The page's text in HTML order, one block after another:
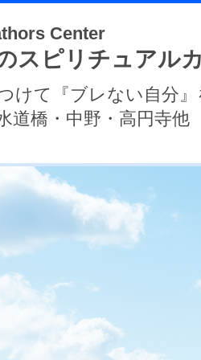
Center
スピリチュアル
けて『ブレない自分
道橋・中野・高円寺他